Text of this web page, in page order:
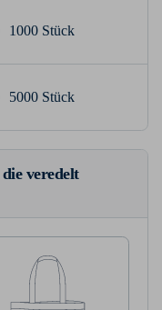
1000 Stück
5000 Stück
veredelt